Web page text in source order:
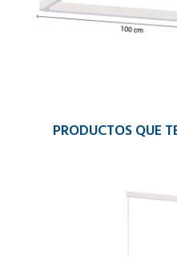
PRODUCTOS QUE